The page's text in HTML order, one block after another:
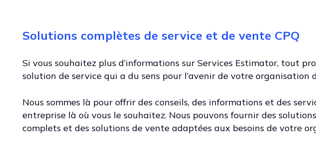
Solutions complètes de service et de vente CPQ
Si vous souhaitez plus d’informations sur Services Estimator, tout
solution de service qui a du sens pour l’avenir de votre organisation
Nous sommes là pour offrir des conseils, des informations et des
entreprise là où vous le souhaitez. Nous pouvons fournir des
complets et des solutions de vente adaptées aux besoins de votre